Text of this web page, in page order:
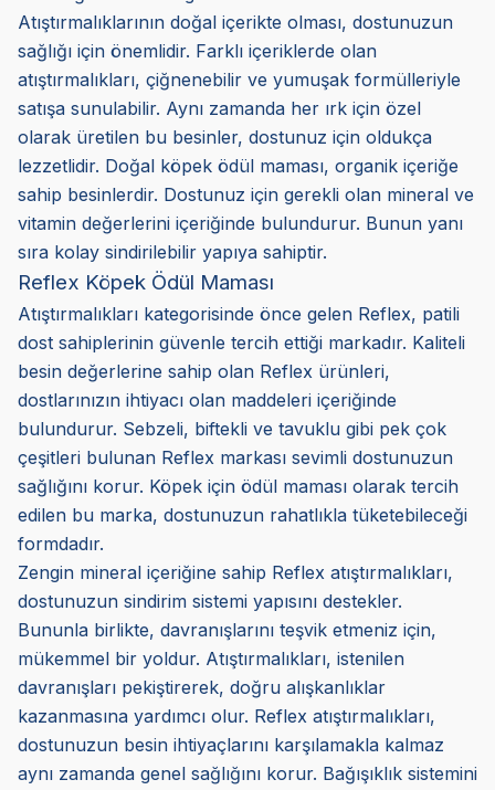
Atıştırmalıklarının doğal içerikte olması, dostunuzun
sağlığı için önemlidir. Farklı içeriklerde olan
atıştırmalıkları, çiğnenebilir ve yumuşak formülleriyle
satışa sunulabilir. Aynı zamanda her ırk için özel
olarak üretilen bu besinler, dostunuz için oldukça
lezzetlidir. Doğal köpek ödül maması, organik içeriğe
sahip besinlerdir. Dostunuz için gerekli olan mineral ve
vitamin değerlerini içeriğinde bulundurur. Bunun yanı
sıra kolay sindirilebilir yapıya sahiptir.
Reflex Köpek Ödül Maması
Atıştırmalıkları kategorisinde önce gelen Reflex, patili
dost sahiplerinin güvenle tercih ettiği markadır. Kaliteli
besin değerlerine sahip olan Reflex ürünleri,
dostlarınızın ihtiyacı olan maddeleri içeriğinde
bulundurur. Sebzeli, biftekli ve tavuklu gibi pek çok
çeşitleri bulunan Reflex markası sevimli dostunuzun
sağlığını korur. Köpek için ödül maması olarak tercih
edilen bu marka, dostunuzun rahatlıkla tüketebileceği
formdadır.
Zengin mineral içeriğine sahip Reflex atıştırmalıkları,
dostunuzun sindirim sistemi yapısını destekler.
Bununla birlikte, davranışlarını teşvik etmeniz için,
mükemmel bir yoldur. Atıştırmalıkları, istenilen
davranışları pekiştirerek, doğru alışkanlıklar
kazanmasına yardımcı olur. Reflex atıştırmalıkları,
dostunuzun besin ihtiyaçlarını karşılamakla kalmaz
aynı zamanda genel sağlığını korur. Bağışıklık sistemini